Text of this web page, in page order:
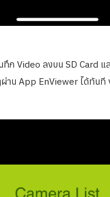
ทึก Video ลงบน SD Card แ
าน App EnViewer ได้ทันที